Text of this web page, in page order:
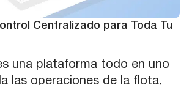
Centralizado para Toda Tu
una plataforma todo en uno
las operaciones de la flota,